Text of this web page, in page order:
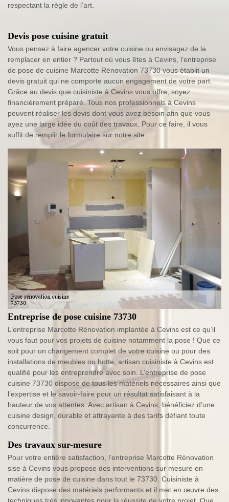
respectant la règle de l’art.
Devis pose cuisine gratuit
Vous pensez à faire agencer votre cuisine ou envisagez de la
remplacer en entier ? Partout où vous êtes à Cevins, l’entreprise
de pose de cuisine Marcotte Rénovation 73730 vous établit un
devis gratuit qui ne comporte aucun engagement de votre part.
Grâce au devis que cuisiniste à Cevins vous offre, soyez
financièrement préparé. Tous nos professionnels à Cevins
peuvent réaliser les devis dont vous avez besoin afin que vous
ayez une large idée du coût des travaux. Pour ce faire, il vous
suffit de remplir le formulaire sur notre site.
Entreprise de pose cuisine 73730
L’entreprise Marcotte Rénovation implantée à Cevins est ce qu’il
vous faut pour vos projets de cuisine notamment la pose ! Que ce
soit pour un changement complet de votre cuisine ou pour des
installations de meubles ou hotte, artisan cuisiniste à Cevins est
qualifié pour les entreprendre avec soin. L’entreprise de pose
cuisine 73730 dispose de tous les matériels nécessaires ainsi que
l’expertise et le savoir-faire pour un résultat satisfaisant à la
hauteur de vos attentes. Avec artisan à Cevins, bénéficiez d’une
cuisine design, durable et attrayante à des tarifs défiant toute
concurrence.
Des travaux sur-mesure
Pour votre entière satisfaction, l’entreprise Marcotte Rénovation
sise à Cevins vous propose des interventions sur mesure en
matière de pose de cuisine dans tout le 73730. Cuisiniste à
Cevins dispose des matériels performants et il met en œuvre des